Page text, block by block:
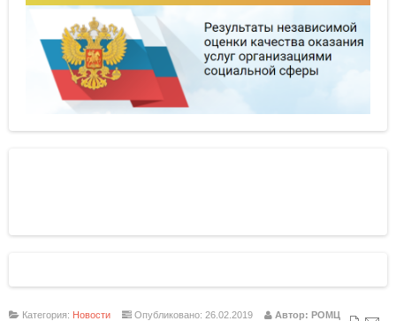
Категория: Новости Опубликовано: 26.02.2019 Автор: РОМЦ